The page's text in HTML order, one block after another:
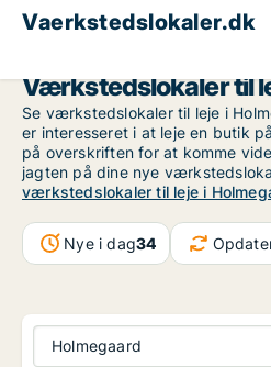
Vaerkstedslokaler.dk
Værkstedslokaler til
Se værkstedslokaler til leje i
er interesseret i at leje en butik
på overskriften for at komme
jagten på dine nye
værkstedslokaler til leje i
Nye i dag34
Holmegaard